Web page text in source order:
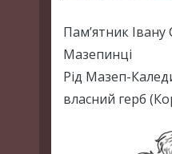
Пам’ятник
Мазепинці
Рід Мазеп-
власний герб